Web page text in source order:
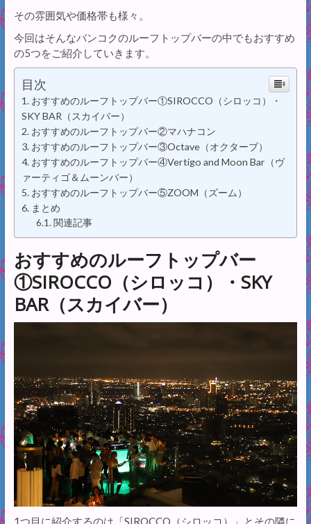
その雰囲気や価格帯も様々。
今回はそんなバンコクのルーフトップバーの中でもおすすめ
の5つをご紹介していきます。
目次
おすすめのルーフトップバー①SIROCCO（シロッコ）・
SKY BAR（スカイバー）
おすすめのルーフトップバー②マハナコン
おすすめのルーフトップバー③Octave（オクターブ）
おすすめのルーフトップバー④Vertigo and Moon Bar（ヴ
ァーティゴ＆ムーンバー）
おすすめのルーフトップバー⑤ZOOM（ズーム）
まとめ
関連記事
おすすめのルーフトップバー
①SIROCCO（シロッコ）・SKY
BAR（スカイバー）
1つ目に紹介するのは「SIROCCO（シロッコ）」とその隣に